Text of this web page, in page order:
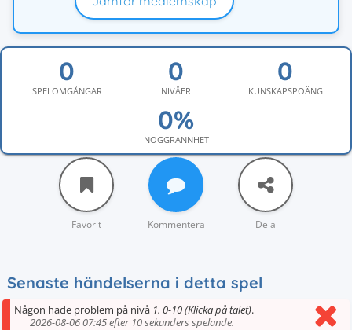
SPELOMGÅNGAR NIVÅER KUNSKAPSPOÄNG
NOGGRANNHET
Favorit Kommentera Dela
Senaste händelserna i detta spel
Någon hade problem på nivå 1. 0-10 (Klicka på talet).
2026-08-06 07:45 efter 10 sekunders spelande.